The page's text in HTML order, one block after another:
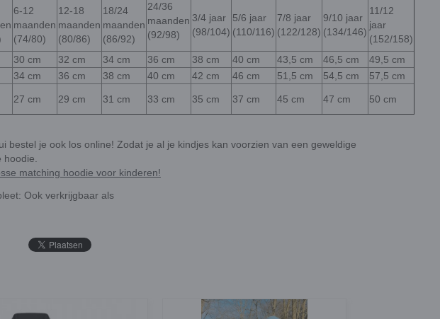
6-12
maanden
(74/80)
12-18
maanden
(80/86)
18/24
maanden
(86/92)
24/36
maanden
(92/98)
3/4 jaar
(98/104)
5/6 jaar
(110/116)
7/8 jaar
(122/128)
9/10 jaar
(134/146)
11/12
jaar
(152/158)
30 cm 32 cm 34 cm 36 cm 38 cm 40 cm 43,5 cm 46,5 cm
49,5 cm
34 cm 36 cm 38 cm 40 cm 42 cm 46 cm 51,5 cm 54,5 cm
57,5 cm
27 cm 29 cm 31 cm 33 cm 35 cm 37 cm 45 cm 47 cm 50 cm
bestel je ook los online! Zodat je al je kindjes kan voorzien van een geweldige
matching hoodie voor kinderen!
Ook verkrijgbaar als